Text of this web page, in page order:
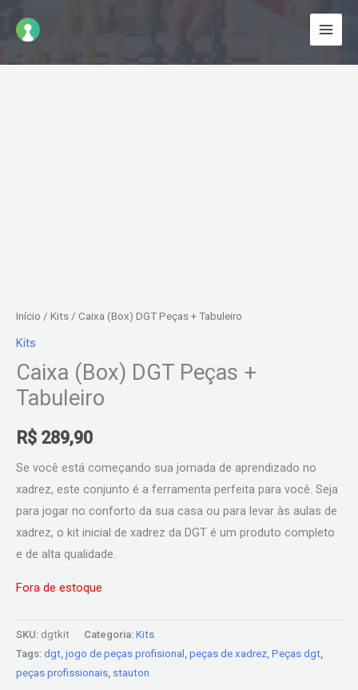
para
Início / Kits / Caixa (Box) DGT Peças + Tabuleiro
Kits
Caixa (Box) DGT Peças +
Tabuleiro
R$ 289,90
Se você está começando sua jornada de aprendizado no
xadrez, este conjunto é a ferramenta perfeita para você. Seja
para jogar no conforto da sua casa ou para levar às aulas de
xadrez, o kit inicial de xadrez da DGT é um produto completo
e de alta qualidade.
Fora de estoque
SKU: dgtkit Categoria: Kits
Tags: dgt, jogo de peças profisional , peças de xadrez, Peças dgt,
peças profissionais, stauton